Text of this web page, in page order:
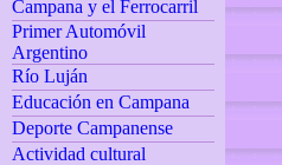
Campana y el Ferrocarril
Primer Automóvil
Argentino
Río Luján
Educación en Campana
Deporte Campanense
Actividad cultural